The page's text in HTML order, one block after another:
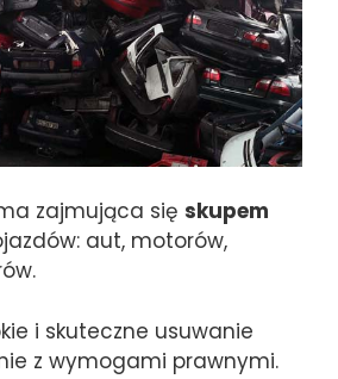
zajmująca się skupem
aut, motorów,
i skuteczne usuwanie
z wymogami prawnymi.